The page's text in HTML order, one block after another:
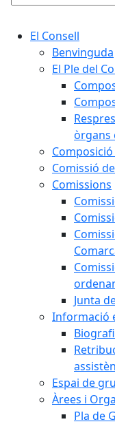
Cercar:
El Consell
Benvinguda
El Ple del
òrgans
Comissió
Comissions
Junta
Informació
Espai de
Àrees i
Pla de